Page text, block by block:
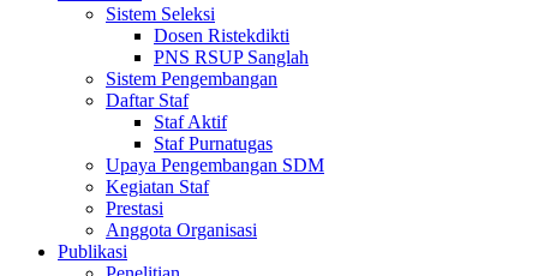
Sistem Seleksi
Dosen Ristekdikti
PNS RSUP Sanglah
Sistem Pengembangan
Daftar Staf
Staf Aktif
Staf Purnatugas
Upaya Pengembangan SDM
Kegiatan Staf
Prestasi
Anggota Organisasi
Publikasi